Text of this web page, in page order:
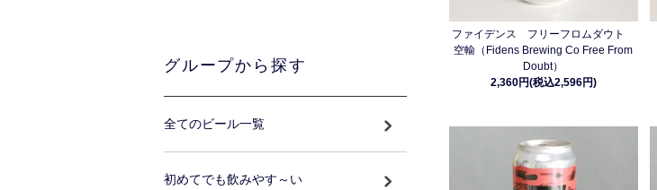
ファイデンス フリーフロムダウト
空輸（Fidens Brewing Co Free From
Doubt）
2,360円(税込2,596円)
グループから探す
全てのビール一覧
初めてでも飲みやす～い